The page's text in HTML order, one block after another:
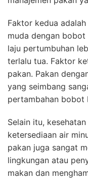
Faktor kedua
muda dengan
laju pertumbuhan
terlalu tua. Faktor
pakan. Pakan
yang seimbang
pertambahan bobot
Selain itu,
ketersediaan air
pakan juga sangat
lingkungan atau
makan dan